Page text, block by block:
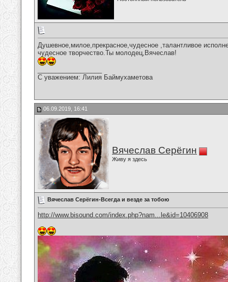
Душевное,милое,прекрасное,чудесное ,талантливое
чудесное творчество.Ты молодец,Вячеслав!
С уважением: Лилия Баймухаметова
06.09.2019, 16:41
Вячеслав Серёгин
Живу я здесь
Вячеслав Серёгин-Всегда и везде за тобою
http://www.bisound.com/index.php?nam...le&id=10406908